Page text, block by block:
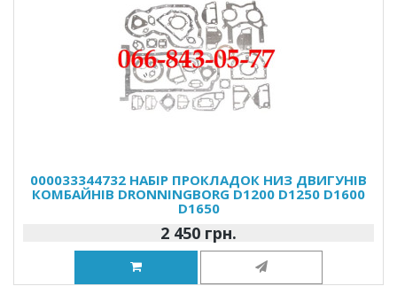
000033344732 НАБІР ПРОКЛАДОК НИЗ ДВИГУНІВ
КОМБАЙНІВ DRONNINGBORG D1200 D1250 D1600
D1650
2 450 грн.